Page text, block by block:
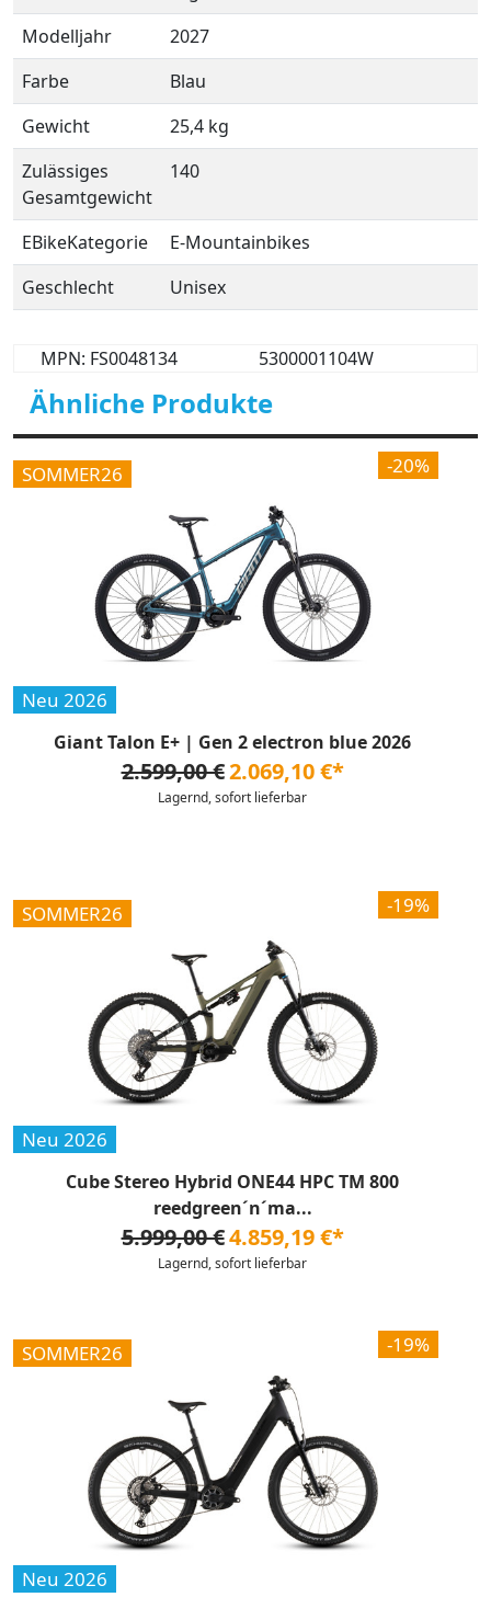
Modelljahr
2027
Farbe
Blau
Gewicht
25,4 kg
Zulässiges
Gesamtgewicht
140
EBikeKategorie
E-Mountainbikes
Geschlecht
Unisex
MPN: FS0048134 5300001104W
Ähnliche Produkte
-20%
SOMMER26
Neu 2026
Giant Talon E+ | Gen 2 electron blue 2026
2.599,00 €2.069,10 €*
Lagernd, sofort lieferbar
-19%
SOMMER26
Neu 2026
Cube Stereo Hybrid ONE44 HPC TM 800
reedgreen´n´ma...
5.999,00 €4.859,19 €*
Lagernd, sofort lieferbar
-19%
SOMMER26
Neu 2026